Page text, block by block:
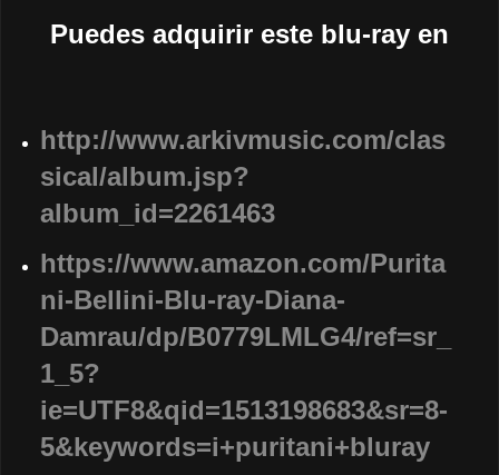
Puedes adquirir este blu-ray en
http://www.arkivmusic.com/clas
sical/album.jsp?
album_id=2261463
https://www.amazon.com/Purita
ni-Bellini-Blu-ray-Diana-
Damrau/dp/B0779LMLG4/ref=sr_
1_5?
ie=UTF8&qid=1513198683&sr=8-
5&keywords=i+puritani+bluray